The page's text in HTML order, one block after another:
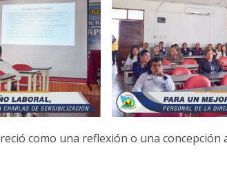
como una reflexión o una